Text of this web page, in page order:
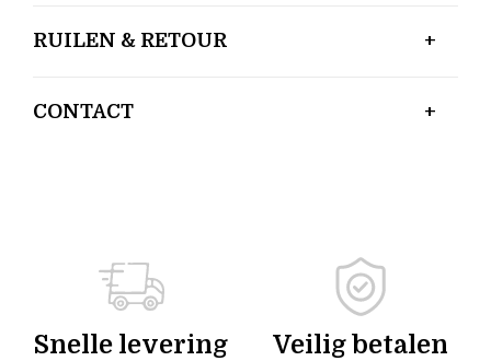
RUILEN & RETOUR
CONTACT
Snelle levering Veilig betalen